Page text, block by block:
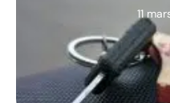
11